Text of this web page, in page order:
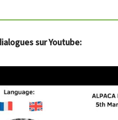
sur Youtube: